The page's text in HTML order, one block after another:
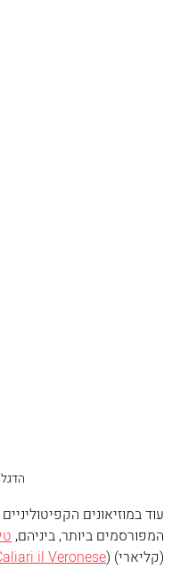
עוד במוזיאונים
המפורסמים ביותר, ביניהם,
(קליארי) (il Veronese